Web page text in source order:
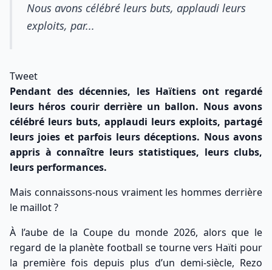
Nous avons célébré leurs buts, applaudi leurs
exploits, par...
Tweet
Pendant des décennies, les Haïtiens ont regardé
leurs héros courir derrière un ballon. Nous avons
célébré leurs buts, applaudi leurs exploits, partagé
leurs joies et parfois leurs déceptions. Nous avons
appris à connaître leurs statistiques, leurs clubs,
leurs performances.
Mais connaissons-nous vraiment les hommes derrière
le maillot ?
À l’aube de la Coupe du monde 2026, alors que le
regard de la planète football se tourne vers Haïti pour
la première fois depuis plus d’un demi-siècle, Rezo